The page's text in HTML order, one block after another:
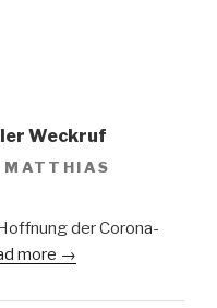
Weckruf
MATTHIAS
der Corona-
more →